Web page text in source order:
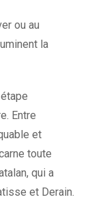
ou au
la
Entre
et
toute
qui a
et Derain.